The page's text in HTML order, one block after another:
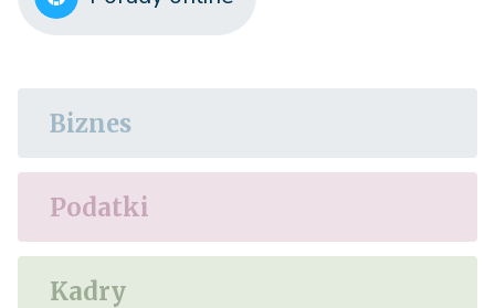
Biznes
Podatki
Kadry